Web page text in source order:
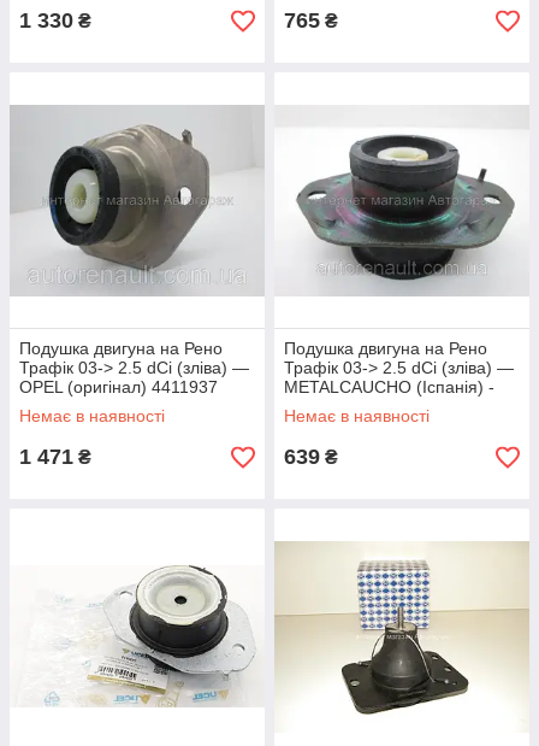
1 330 ₴ 765 ₴
Подушка двигуна на Рено
Трафік 03-> 2.5 dCi (зліва) —
OPEL (оригінал) 4411937
Немає в наявності
1 471 ₴
Подушка двигуна на Рено
Трафік 03-> 2.5 dCi (зліва) —
METALCAUCHO (Іспанія) -
MC4447
Немає в наявності
639 ₴